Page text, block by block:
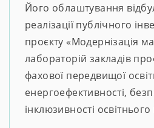
Його облаштування
реалізації публічного
проєкту «Модернізація
лабораторій закладів
фахової передвищої
енергоефективності,
інклюзивності